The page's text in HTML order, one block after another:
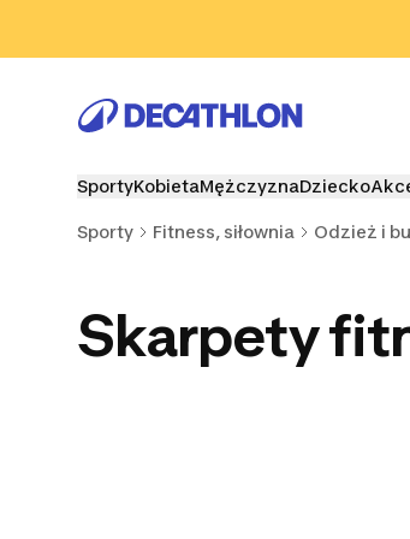
SportyKobietaMężczyznaDziecko
Sporty Fitness, siłownia Odzież i
Skarpety